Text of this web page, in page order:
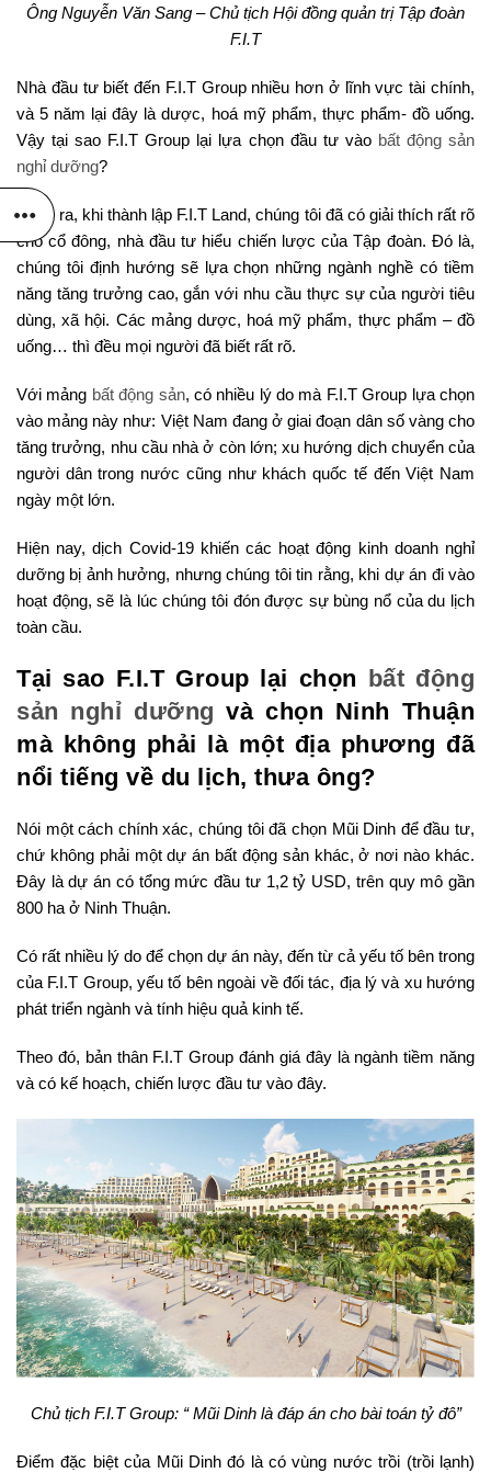
Ông Nguyễn Văn Sang – Chủ tịch Hội đồng quản trị Tập đoàn
F.I.T
Nhà đầu tư biết đến F.I.T Group nhiều hơn ở lĩnh vực tài chính,
và 5 năm lại đây là dược, hoá mỹ phẩm, thực phẩm- đồ uống.
Vậy tại sao F.I.T Group lại lựa chọn đầu tư vào bất động sản
nghỉ dưỡng?
Thực ra, khi thành lập F.I.T Land, chúng tôi đã có giải thích rất rõ
cho cổ đông, nhà đầu tư hiểu chiến lược của Tập đoàn. Đó là,
chúng tôi định hướng sẽ lựa chọn những ngành nghề có tiềm
năng tăng trưởng cao, gắn với nhu cầu thực sự của người tiêu
dùng, xã hội. Các mảng dược, hoá mỹ phẩm, thực phẩm – đồ
uống… thì đều mọi người đã biết rất rõ.
Với mảng bất động sản, có nhiều lý do mà F.I.T Group lựa chọn
vào mảng này như: Việt Nam đang ở giai đoạn dân số vàng cho
tăng trưởng, nhu cầu nhà ở còn lớn; xu hướng dịch chuyển của
người dân trong nước cũng như khách quốc tế đến Việt Nam
ngày một lớn.
Hiện nay, dịch Covid-19 khiến các hoạt động kinh doanh nghỉ
dưỡng bị ảnh hưởng, nhưng chúng tôi tin rằng, khi dự án đi vào
hoạt động, sẽ là lúc chúng tôi đón được sự bùng nổ của du lịch
toàn cầu.
Tại sao F.I.T Group lại chọn
bất động
sản nghỉ dưỡng và chọn Ninh Thuận
mà không phải là một địa phương đã
nổi tiếng về du lịch, thưa ông?
Nói một cách chính xác, chúng tôi đã chọn Mũi Dinh để đầu tư,
chứ không phải một dự án bất động sản khác, ở nơi nào khác.
Đây là dự án có tổng mức đầu tư 1,2 tỷ USD, trên quy mô gần
800 ha ở Ninh Thuận.
Có rất nhiều lý do để chọn dự án này, đến từ cả yếu tố bên trong
của F.I.T Group, yếu tố bên ngoài về đối tác, địa lý và xu hướng
phát triển ngành và tính hiệu quả kinh tế.
Theo đó, bản thân F.I.T Group đánh giá đây là ngành tiềm năng
và có kế hoạch, chiến lược đầu tư vào đây.
Chủ tịch F.I.T Group: “ Mũi Dinh là đáp án cho bài toán tỷ đô”
Điểm đặc biệt của Mũi Dinh đó là có vùng nước trồi (trồi lạnh)